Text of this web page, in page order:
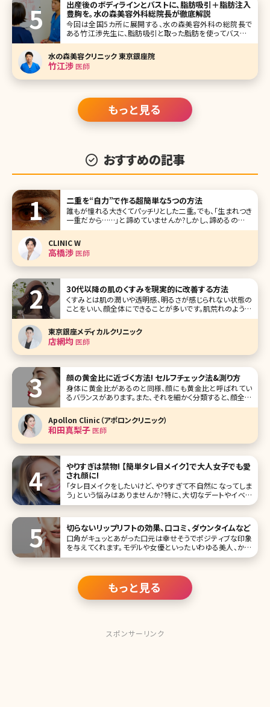
出産後のボディラインとバストに、脂肪吸引＋脂肪注入
豊胸を。水の森美容外科総院長が徹底解説
今回は全国5カ所に展開する、水の森美容外科の総院長で
ある竹江渉先生に、脂肪吸引と取った脂肪を使ってバストア
ップする脂肪注入豊胸について、詳しく解説して頂きました。
通常の脂肪吸引のメリット、デメリットはもちろん、産後の女
性の多くが直面するボディラインの悩み、授乳後のバストの
萎縮などのお悩みにつ
水の森美容クリニック 東京銀座院
竹江渉医師
もっと見る
おすすめの記事
二重を“自力”で作る超簡単な5つの方法
誰もが憧れる大きくてパッチリとした二重。でも、「生まれつき
一重だから……」と諦めていませんか?しかし、諦めるのはま
だ早いですよ。女性の方ならご存知かと思いますが、自力で
て定着しており、巨大掲示板をはじめ、ツイッターを代表とす
るSNSでも人気の
CLINIC W
高橋渉医師
30代以降の肌のくすみを現実的に改善する方法
くすみとは肌の潤いや透明感、明るさが感じられない状態の
ことをいい、顔全体にできることが多いです。肌荒れのように
分かりやすい症状が出ることがなく、自分の肌がくすんでいる
と気づかず、症状が慢性化してしまうケースもあります。 くす
みにはさまざまなタイプがあり、原因によって対処方法も変
わってきま
東京銀座メディカルクリニック
店網均医師
顔の黄金比に近づく方法! セルフチェック法&測り方
身体に黄金比があるのと同様、顔にも黄金比と呼ばれてい
るバランスがあります。また、それを細かく分類すると、顔全体
のバランス、パーツ位置のバランス、各パーツの大きさという
ことになります。それでは、理想的な顔の黄金比について、専
門家の見解を伺ってみることにしましょう。 【監修医師からの
ワンポイン
Apollon Clinic（アポロンクリニック）
和田真梨子医師
やりすぎは禁物! 【簡単タレ目メイク】で大人女子でも愛
され顔に!
「タレ目メイクをしたいけど、やりすぎて不自然になってしま
う」という悩みはありませんか?特に、大切なデートやイベン
トの日にメイクが失敗するのは避けたいですよね。そこで、今
も紹介するの
切らないリップリフトの効果、口コミ、ダウンタイムなど
口角がキュッとあがった口元は幸せそうでポジティブな印象
を与えてくれます。モデルや女優といったいわゆる美人、かわ
いいと言われる女性たちも皆、口角があがっている人ばか
がってしまう人
もっと見る
スポンサーリンク